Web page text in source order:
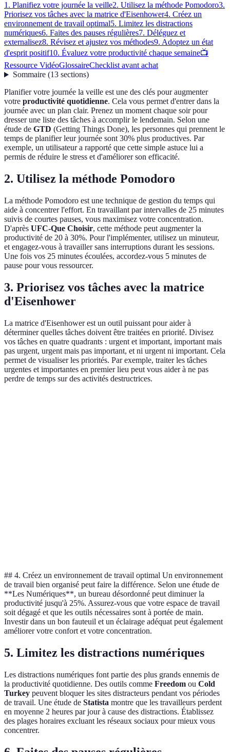
1. Planifiez votre journée la veille2. Utilisez la méthode Pomodoro3.
Priorisez vos tâches avec la matrice d'Eisenhower4. Créez un
environnement de travail optimal5. Limitez les distractions
numériques6. Faites des pauses régulières7. Déléguez et
externalisez8. Révisez et ajustez vos méthodes9. Adoptez un état
d'esprit positif10. Évaluez votre productivité chaque semaine📺
Ressource VidéoGlossaireChecklist avant achat
Sommaire(13 sections)
Planifier votre journée la veille est une des clés pour augmenter
votre productivité quotidienne. Cela vous permet d'entrer dans la
journée avec un plan clair. Prenez un moment chaque soir pour
dresser une liste des tâches à accomplir le lendemain. Selon une
étude de GTD (Getting Things Done), les personnes qui prennent le
temps de planifier leur journée sont 30% plus productives. Par
exemple, un utilisateur a rapporté que cette simple astuce lui a
permis de réduire le stress et d'améliorer son efficacité.
2. Utilisez la méthode Pomodoro
La méthode Pomodoro est une technique de gestion du temps qui
aide à concentrer l'effort. En travaillant par intervalles de 25 minutes
suivis de courtes pauses, vous maximisez votre concentration.
D'après UFC-Que Choisir, cette méthode peut augmenter la
productivité de 20 à 30%. Pour l'implémenter, utilisez un minuteur,
et engagez-vous à travailler sans interruptions durant les sessions.
Une fois vos 25 minutes écoulées, accordez-vous 5 minutes de
pause pour vous ressourcer.
3. Priorisez vos tâches avec la matrice
d'Eisenhower
La matrice d'Eisenhower est un outil puissant pour aider à
déterminer quelles tâches doivent être traitées en priorité. Divisez
vos tâches en quatre quadrants : urgent et important, important mais
pas urgent, urgent mais pas important, et ni urgent ni important. Cela
permet de visualiser les priorités. Par exemple, traiter les tâches
urgentes et importantes en premier lieu peut vous aider à ne pas
perdre de temps sur des activités destructrices.
## 4. Créez un environnement de travail optimal Un environnement
de travail bien organisé peut faire la différence. Selon une étude de
**Les Numériques**, un bureau désordonné peut diminuer la
productivité jusqu'à 25%. Assurez-vous que votre espace de travail
soit dégagé et que les outils nécessaires sont à portée de main.
Investir dans un bon fauteuil et un éclairage adéquat peut également
améliorer votre confort et votre concentration.
5. Limitez les distractions numériques
Les distractions numériques font partie des plus grands ennemis de
la productivité quotidienne. Des outils comme Freedom ou Cold
Turkey peuvent bloquer les sites distracteurs pendant vos périodes
de travail. Une étude de Statista montre que les travailleurs perdent
en moyenne 2 heures par jour à cause des distractions. Établissez
des plages horaires excluant les réseaux sociaux pour mieux vous
concentrer.